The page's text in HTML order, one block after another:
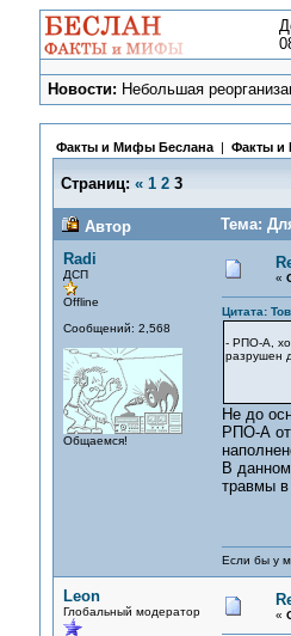
Новости: Небольшая
Факты и Мифы Беслана| Факты и
Страниц: « 1 2 3
Автор
Тема:
Radi
ДСП
Offline
Сообщений: 2,568
Общаемся!
«
Цитата:
- РПО-А,
разрушен
Не до
РПО-А
В
травмы в
Если бы у
Leon
Глобальный модератор «